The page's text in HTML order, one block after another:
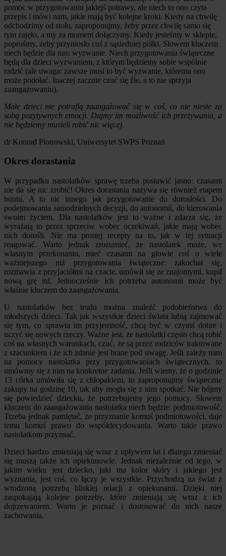
pomoc w przygotowaniu jakiejś potrawy, ale niech to ono czyta
przepis i mówi nam, jakie mają być kolejne kroki. Kiedy na chwilę
odchodzimy od stołu, zaproponujmy, żeby przez chwilę samo się
tym zajęło, a my za moment dołączymy. Kiedy jesteśmy w sklepie,
poprośmy, żeby przyniosło coś z sąsiedniej półki. Słowem kluczem
niech będzie dla nas: wyzwanie. Niech przygotowania świąteczne
będą dla dzieci wyzwaniem, z którym będziemy sobie wspólnie
radzić (ale uwaga: zawsze musi to być wyzwanie, któremu ono
może podołać. Inaczej zacznie czuć się źle, a to nie sprzyja
zaangażowaniu).
Małe dzieci nie potrafią zaangażować się w coś, co nie niesie za
sobą pozytywnych emocji. Dajmy im możliwość ich przeżywania, a
nie będziemy musieli robić nic więcej.
dr Konrad Piotrowski, Uniwersytet SWPS Poznań
Okres dorastania
W przypadku nastolatków sprawę trzeba postawić jasno: czasami
nie da się nic zrobić! Okres dorastania nazywa się również etapem
buntu. A to nic innego jak przygotowanie do dorosłości. Do
podejmowania samodzielnych decyzji, do autonomii, do kierowania
swoim życiem. Dla nastolatków jest to ważne i zdarza się, że
wyrażają to przez sprzeciw wobec oczekiwań, jakie mają wobec
nich dorośli. Nie ma prostej recepty na to, jak w tej sytuacji
reagować. Warto jednak zrozumieć, że nastolatek może, we
własnym przekonaniu, mieć czasami na głowie coś o wiele
ważniejszego niż przygotowania świąteczne: zakochał się,
rozmawia z przyjaciółmi na czacie, umówił się ze znajomymi, kupił
nową grę itd. Jednocześnie ich potrzeba autonomii może być
właśnie kluczem do zaangażowania.
U nastolatków bez trudu można znaleźć podobieństwa do
młodszych dzieci. Tak jak wszystkie dzieci świata lubią zajmować
się tym, co sprawia im przyjemność, chcą być w czymś dobre i
uczyć się nowych rzeczy. Ważne jest, że nastolatki często chcą robić
coś na własnych warunkach, czuć, że są przez rodziców traktowane
z szacunkiem i że ich zdanie jest brane pod uwagę. Jeśli zależy nam
na pomocy nastolatka przy przygotowaniach świątecznych, to
umówmy się z nim na konkretne zadania. Jeśli wiemy, że o godzinie
13 córka umówiła się z chłopakiem, to zaproponujmy świąteczne
zakupy na godzinę 10, tak aby mogła się z nim spotkać. Nie bójmy
się powiedzieć dziecku, że potrzebujemy jego pomocy. Słowem
kluczem do zaangażowania nastolatka niech będzie: podmiotowość.
Trzeba jednak pamiętać, że przyznanie komuś podmiotowości, daje
temu komuś prawo do współdecydowania. Warto takie prawo
nastolatkom przyznać.
Dzieci bardzo zmieniają się wraz z upływem lat i dlatego zmieniać
się muszą także ich opiekunowie. Jednak niezależnie od tego, w
jakim wieku jest dziecko, jaki ma kolor skóry i jakiego jest
wyznania, jest coś, co łączy je wszystkie. Przychodzą na świat z
wrodzoną potrzebą bliskiej relacji z opiekunami. Dzięki niej
zaspokajają kolejne potrzeby, które zmieniają się wraz z ich
dojrzewaniem. Warto je poznać i dostosować do nich nasze
zachowania.